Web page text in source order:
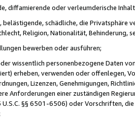
diffamierende oder verleumderische
belästigende, schädliche, die Privatsphäre
Religion, Nationalität, Behinderung,
bewerben oder ausführen;
wissentlich personenbezogene Daten
erheben, verwenden oder offenlegen,
Lizenzen, Genehmigungen,
Anforderungen einer zuständigen
§§ 6501-6506) oder Vorschriften,